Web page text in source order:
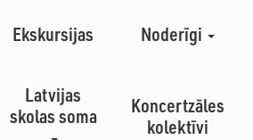
Ekskursijas Noderīgi
Latvijas
skolas soma
Koncertzāles
kolektīvi